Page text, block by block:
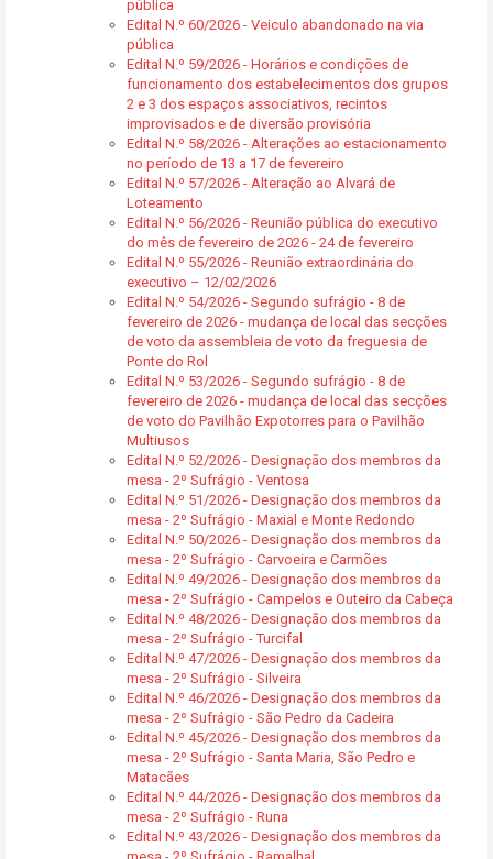
pública
Edital N.º 60/2026 - Veiculo abandonado na via
pública
Edital N.º 59/2026 - Horários e condições de
funcionamento dos estabelecimentos dos grupos
2 e 3 dos espaços associativos, recintos
improvisados e de diversão provisória
Edital N.º 58/2026 - Alterações ao estacionamento
no período de 13 a 17 de fevereiro
Edital N.º 57/2026 - Alteração ao Alvará de
Loteamento
Edital N.º 56/2026 - Reunião pública do executivo
do mês de fevereiro de 2026 - 24 de fevereiro
Edital N.º 55/2026 - Reunião extraordinária do
executivo – 12/02/2026
Edital N.º 54/2026 - Segundo sufrágio - 8 de
fevereiro de 2026 - mudança de local das secções
de voto da assembleia de voto da freguesia de
Ponte do Rol
Edital N.º 53/2026 - Segundo sufrágio - 8 de
fevereiro de 2026 - mudança de local das secções
de voto do Pavilhão Expotorres para o Pavilhão
Multiusos
Edital N.º 52/2026 - Designação dos membros da
mesa - 2º Sufrágio - Ventosa
Edital N.º 51/2026 - Designação dos membros da
mesa - 2º Sufrágio - Maxial e Monte Redondo
Edital N.º 50/2026 - Designação dos membros da
mesa - 2º Sufrágio - Carvoeira e Carmões
Edital N.º 49/2026 - Designação dos membros da
mesa - 2º Sufrágio - Campelos e Outeiro da Cabeça
Edital N.º 48/2026 - Designação dos membros da
mesa - 2º Sufrágio - Turcifal
Edital N.º 47/2026 - Designação dos membros da
mesa - 2º Sufrágio - Silveira
Edital N.º 46/2026 - Designação dos membros da
mesa - 2º Sufrágio - São Pedro da Cadeira
Edital N.º 45/2026 - Designação dos membros da
mesa - 2º Sufrágio - Santa Maria, São Pedro e
Matacães
Edital N.º 44/2026 - Designação dos membros da
mesa - 2º Sufrágio - Runa
Edital N.º 43/2026 - Designação dos membros da